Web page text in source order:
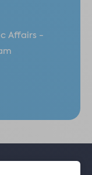
Affairs -